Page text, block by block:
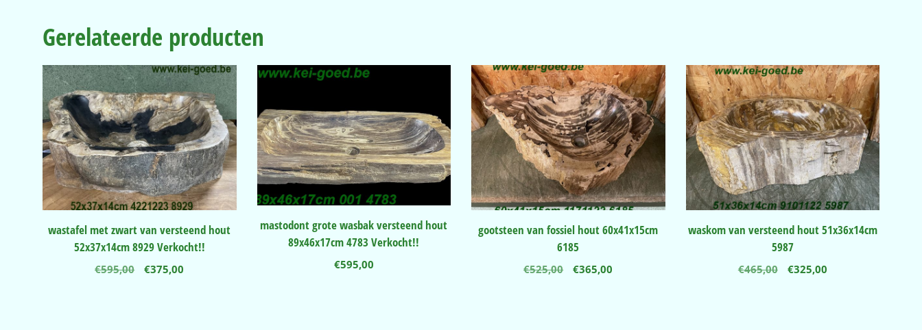
Gerelateerde producten
wastafel met zwart van versteend hout
52x37x14cm 8929 Verkocht!!
€595,00
Oorspronkelijke
€375,00
mastodont grote wasbak versteend hout
89x46x17cm 4783 Verkocht!!
€595,00
gootsteen van fossiel hout 60x41x15cm
6185
€525,00
Oorspronkelijke
€365,00
waskom van versteend hout 51x36x14cm
5987
€465,00
Oorspronkelijke
€325,00Huidige